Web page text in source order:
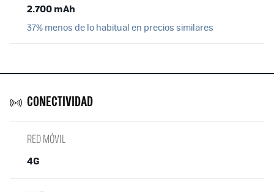
2.700 mAh
37% menos de lo habitual en precios similares
CONECTIVIDAD
RED MÓVIL
4G